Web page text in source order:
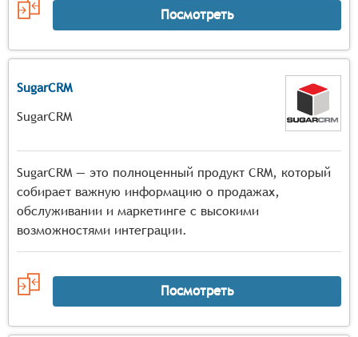
Посмотреть
SugarCRM
SugarCRM
SugarCRM — это полноценный продукт CRM, который
собирает важную информацию о продажах,
обслуживании и маркетинге с высокими
возможностями интеграции.
Посмотреть